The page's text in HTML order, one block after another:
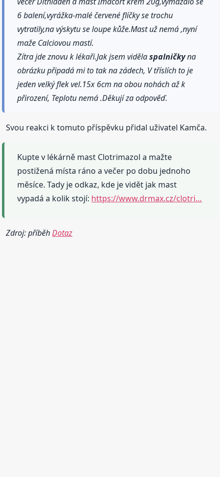
6 balení,vyrážka-malé červené flíčky se trochu
vytratily,na výskytu se loupe kůže.Mast už nemá ,nyní
maže Calciovou mastí.
Zítra jde znovu k lékaři.Jak jsem vidělaspalničkyna
obrázku připadá mi to tak na zádech, V tříslích to je
jeden velký flek vel.15x 6cm na obou nohách až k
přirození, Teplotu nemá .Děkují za odpověď.
Svou reakci k tomuto příspěvku přidal uživatel Kamča.
Kupte v lékárně mast Clotrimazol a mažte
postižená místa ráno a večer po dobu jednoho
měsíce. Tady je odkaz, kde je vidět jak mast
vypadá a kolik stojí: https://www.drmax.cz/clotri…
Zdroj: příběhDotaz